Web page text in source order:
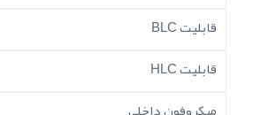
قابلیت BLC
قابلیت HLC